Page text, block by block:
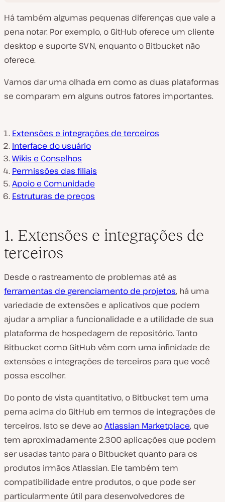
Há também algumas pequenas diferenças que vale a
pena notar. Por exemplo, o GitHub oferece um cliente
desktop e suporte SVN, enquanto o Bitbucket não
oferece.
Vamos dar uma olhada em como as duas plataformas
se comparam em alguns outros fatores importantes.
Extensões e integrações de terceiros
Interface do usuário
Wikis e Conselhos
Permissões das filiais
Apoio e Comunidade
Estruturas de preços
1. Extensões e integrações de
terceiros
Desde o rastreamento de problemas até as
ferramentas de gerenciamento de projetos, há uma
variedade de extensões e aplicativos que podem
ajudar a ampliar a funcionalidade e a utilidade de sua
plataforma de hospedagem de repositório. Tanto
Bitbucket como GitHub vêm com uma infinidade de
extensões e integrações de terceiros para que você
possa escolher.
Do ponto de vista quantitativo, o Bitbucket tem uma
perna acima do GitHub em termos de integrações de
terceiros. Isto se deve aoAtlassian Marketplace, que
tem aproximadamente 2.300 aplicações que podem
ser usadas tanto para o Bitbucket quanto para os
produtos irmãos Atlassian. Ele também tem
compatibilidade entre produtos, o que pode ser
particularmente útil para desenvolvedores de